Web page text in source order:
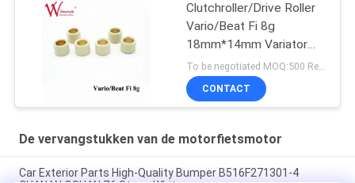
Clutchroller/Drive Roller
Vario/Beat Fi 8g
18mm*14mm Variator
Rubber & Alloy
To be negotiated MOQ:500 Reeksen
CONTACT
De vervangstukken van de motorfietsmotor
Car Exterior Parts High-Quality Bumper B516F271301-4